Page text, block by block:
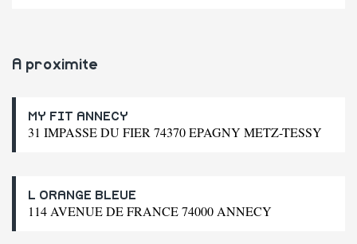
A proximite
MY FIT ANNECY
31 IMPASSE DU FIER 74370 EPAGNY METZ-TESSY
L ORANGE BLEUE
114 AVENUE DE FRANCE 74000 ANNECY